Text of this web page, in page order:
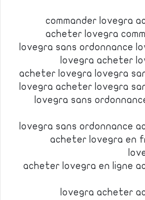
commander lovegra
acheter lovegra
lovegra sans ordonnance
lovegra acheter
acheter lovegra lovegra
lovegra acheter lovegra
lovegra sans
lovegra sans ordonnance
acheter lovegra en
acheter lovegra en ligne
lovegra acheter